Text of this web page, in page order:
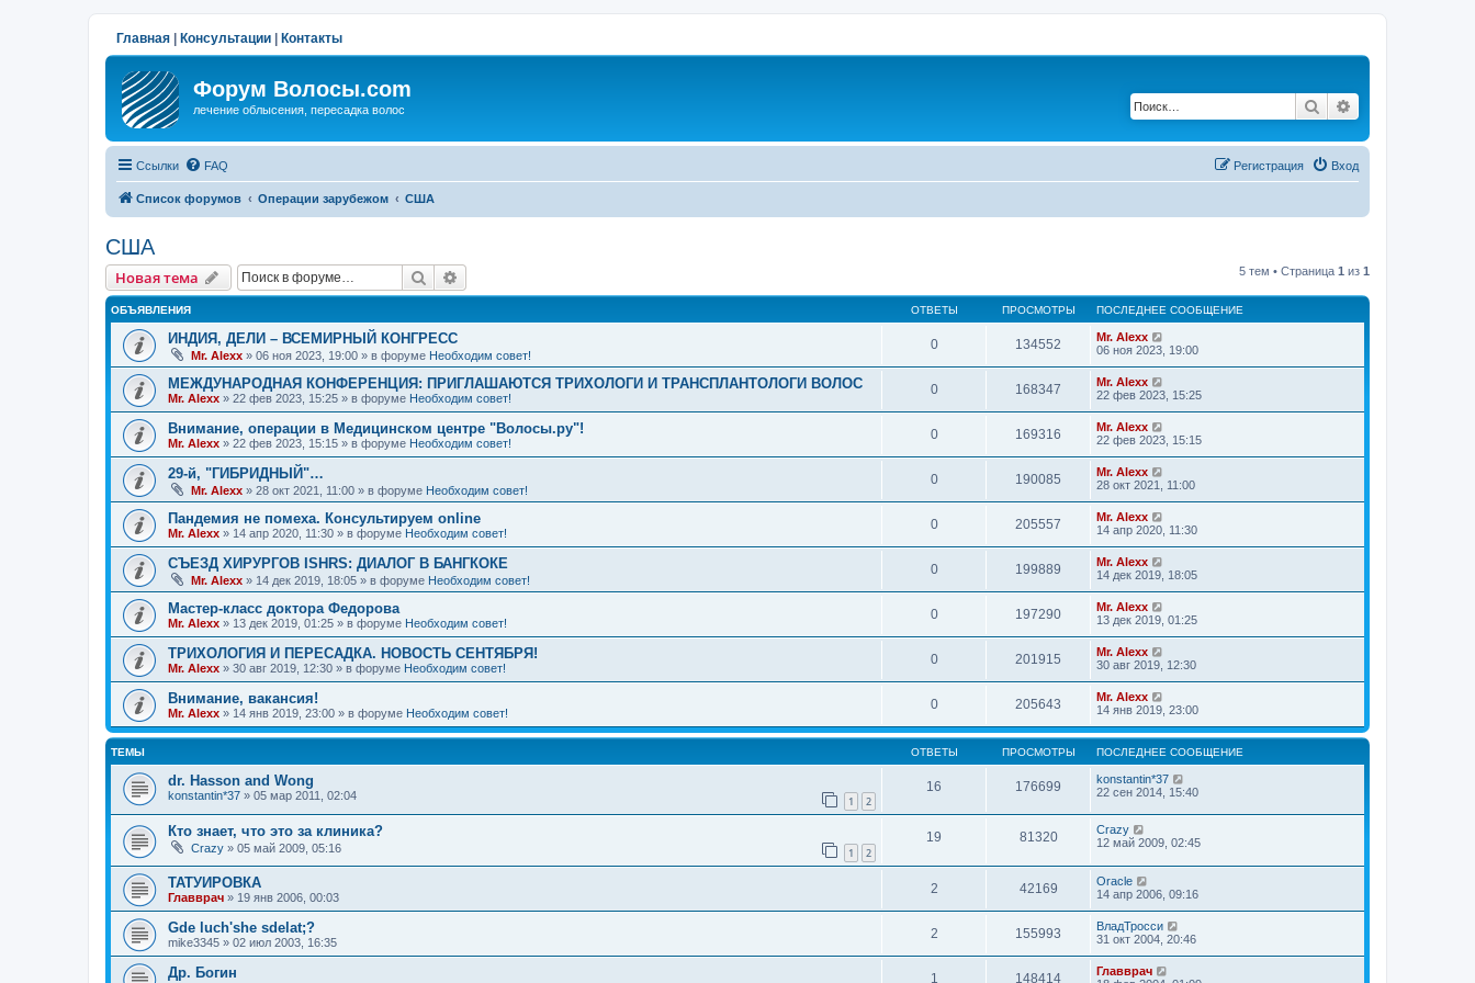
Главная Консультации Контакты
Форум Волосы.com
лечение облысения, пересадка волос Поиск
Ссылки FAQ Вход
Регистрация
Список форумов Операции зарубежом США
США
Новая тема Поиск 5 тем • Страница 1 из 1
ОБЪЯВЛЕНИЯ ОТВЕТЫ ПРОСМОТРЫ ПОСЛЕДНЕЕ СООБЩЕНИЕ
ИНДИЯ, ДЕЛИ – ВСЕМИРНЫЙ КОНГРЕСС
Mr. Alexx » 06 ноя 2023, 19:00 » в форуме Необходим совет!
0 134552
Mr. Alexx
06 ноя 2023, 19:00
МЕЖДУНАРОДНАЯ КОНФЕРЕНЦИЯ: ПРИГЛАШАЮТСЯ ТРИХОЛОГИ И ТРАНСПЛАНТОЛОГИ ВОЛОС
Mr. Alexx » 22 фев 2023, 15:25 » в форуме Необходим совет!
0 168347
Mr. Alexx
22 фев 2023, 15:25
Внимание, операции в Медицинском центре "Волосы.ру"!
Mr. Alexx » 22 фев 2023, 15:15 » в форуме Необходим совет!
0 169316
Mr. Alexx
22 фев 2023, 15:15
29-й, "ГИБРИДНЫЙ"…
Mr. Alexx » 28 окт 2021, 11:00 » в форуме Необходим совет!
0 190085
Mr. Alexx
28 окт 2021, 11:00
Пандемия не помеха. Консультируем online
Mr. Alexx » 14 апр 2020, 11:30 » в форуме Необходим совет!
0 205557
Mr. Alexx
14 апр 2020, 11:30
СЪЕЗД ХИРУРГОВ ISHRS: ДИАЛОГ В БАНГКОКЕ
Mr. Alexx » 14 дек 2019, 18:05 » в форуме Необходим совет!
0 199889
Mr. Alexx
14 дек 2019, 18:05
Мастер-класс доктора Федорова
Mr. Alexx » 13 дек 2019, 01:25 » в форуме Необходим совет!
0 197290
Mr. Alexx
13 дек 2019, 01:25
ТРИХОЛОГИЯ И ПЕРЕСАДКА. НОВОСТЬ СЕНТЯБРЯ!
Mr. Alexx » 30 авг 2019, 12:30 » в форуме Необходим совет!
0 201915
Mr. Alexx
30 авг 2019, 12:30
Внимание, вакансия!
Mr. Alexx » 14 янв 2019, 23:00 » в форуме Необходим совет!
0 205643
Mr. Alexx
14 янв 2019, 23:00
ТЕМЫ ОТВЕТЫ ПРОСМОТРЫ ПОСЛЕДНЕЕ СООБЩЕНИЕ
dr. Hasson and Wong
konstantin*37 » 05 мар 2011, 02:04 1 2
16 176699
konstantin*37
22 сен 2014, 15:40
Кто знает, что это за клиника?
Crazy » 05 май 2009, 05:16 1 2
19 81320
Crazy
12 май 2009, 02:45
ТАТУИРОВКА
Главврач » 19 янв 2006, 00:03
2 42169
Oracle
14 апр 2006, 09:16
Gde luch'she sdelat;?
mike3345 » 02 июл 2003, 16:35
2 155993
ВладТросси
31 окт 2004, 20:46
Др. Богин 1 148414
Главврач